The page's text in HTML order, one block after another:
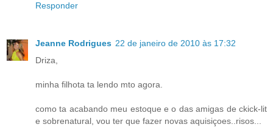
Responder
Jeanne Rodrigues 22 de janeiro de 2010 às 17:32
Driza,
minha filhota ta lendo mto agora.
como ta acabando meu estoque e o das amigas de ckick-lit
e sobrenatural, vou ter que fazer novas aquisiçoes..risos...